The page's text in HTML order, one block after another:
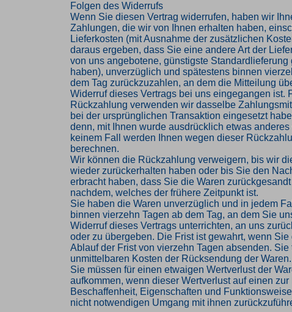
Folgen des Widerrufs
Wenn Sie diesen Vertrag widerrufen, haben wir
Zahlungen, die wir von Ihnen erhalten haben,
Lieferkosten (mit Ausnahme der zusätzlichen
daraus ergeben, dass Sie eine andere Art der
von uns angebotene, günstigste Standardlieferung
haben), unverzüglich und spätestens binnen
dem Tag zurückzuzahlen, an dem die Mitteilung
Widerruf dieses Vertrags bei uns eingegangen ist.
Rückzahlung verwenden wir dasselbe
bei der ursprünglichen Transaktion eingesetzt
denn, mit Ihnen wurde ausdrücklich etwas anderes
keinem Fall werden Ihnen wegen dieser
berechnen.
Wir können die Rückzahlung verweigern, bis wir
wieder zurückerhalten haben oder bis Sie den
erbracht haben, dass Sie die Waren
nachdem, welches der frühere Zeitpunkt ist.
Sie haben die Waren unverzüglich und in jedem
binnen vierzehn Tagen ab dem Tag, an dem Sie
Widerruf dieses Vertrags unterrichten, an uns
oder zu übergeben. Die Frist ist gewahrt, wenn Sie
Ablauf der Frist von vierzehn Tagen absenden. Sie
unmittelbaren Kosten der Rücksendung der Waren.
Sie müssen für einen etwaigen Wertverlust der
aufkommen, wenn dieser Wertverlust auf einen zur
Beschaffenheit, Eigenschaften und
nicht notwendigen Umgang mit ihnen